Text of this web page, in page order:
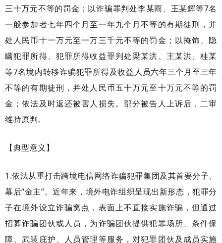
三十万元不等的罚金；以诈骗罪判处李某雨、王某辉等7名
一般参加者七年四个月至一年九个月不等的有期徒刑，并
处人民币十一万元至一万三千元不等的罚金；以掩饰、隐
瞒犯罪所得、犯罪所得收益罪判处梁某洪、王某洪、桂某
等7名境内转移诈骗犯罪所得及收益人员六年三个月至三年
不等的有期徒刑，并处人民币五十万元至十万元不等的罚
金；依法及时返还被害人损失。部分被告人上诉后，二审
维持原判。
【典型意义】
1.依法从重打击跨境电信网络诈骗犯罪集团及其首要分子、
幕后“金主”。近年来，境外电诈组织呈现出新形态，犯罪分
子在境外设立诈骗窝点，表面上不直接实施诈骗，但通过
招募诈骗团伙或人员，为诈骗团伙提供犯罪场所、条件保
障、武装庇护、人员管理等服务，对犯罪团伙及成员实施